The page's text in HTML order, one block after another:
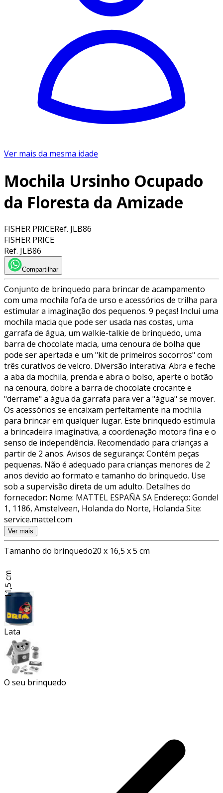
Ver mais da mesma idade
Mochila Ursinho Ocupado
da Floresta da Amizade
FISHER PRICERef. JLB86
FISHER PRICE
Ref. JLB86
Compartilhar
Conjunto de brinquedo para brincar de acampamento
com uma mochila fofa de urso e acessórios de trilha para
estimular a imaginação dos pequenos. 9 peças! Inclui uma
mochila macia que pode ser usada nas costas, uma
garrafa de água, um walkie-talkie de brinquedo, uma
barra de chocolate macia, uma cenoura de bolha que
pode ser apertada e um "kit de primeiros socorros" com
três curativos de velcro. Diversão interativa: Abra e feche
a aba da mochila, prenda e abra o bolso, aperte o botão
na cenoura, dobre a barra de chocolate crocante e
"derrame" a água da garrafa para ver a "água" se mover.
Os acessórios se encaixam perfeitamente na mochila
para brincar em qualquer lugar. Este brinquedo estimula
a brincadeira imaginativa, a coordenação motora fina e o
senso de independência. Recomendado para crianças a
partir de 2 anos. Avisos de segurança: Contém peças
pequenas. Não é adequado para crianças menores de 2
anos devido ao formato e tamanho do brinquedo. Use
sob a supervisão direta de um adulto. Detalhes do
fornecedor: Nome: MATTEL ESPAÑA SA Endereço: Gondel
1, 1186, Amstelveen, Holanda do Norte, Holanda Site:
service.mattel.com
Ver mais
Tamanho do brinquedo20 x 16,5 x 5 cm
11,5 cm
Lata
O seu brinquedo